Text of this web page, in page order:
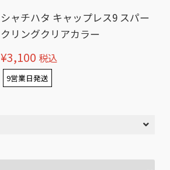
シャチハタ キャップレス9 スパー
クリングクリアカラー
¥3,100 税込
9営業日発送